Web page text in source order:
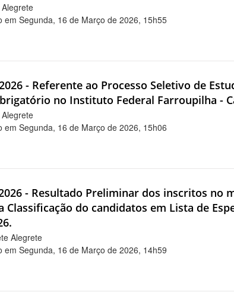
em Segunda, 16 de Março de 2026, 15h55
- Referente ao Processo Seletivo de
no Instituto Federal Farroupilha -
em Segunda, 16 de Março de 2026, 15h06
- Resultado Preliminar dos inscritos no
Classificação do candidatos em Lista de
Alegrete
em Segunda, 16 de Março de 2026, 14h59